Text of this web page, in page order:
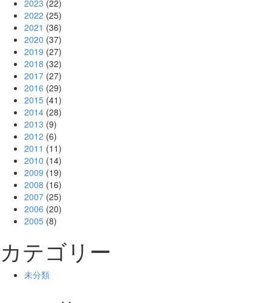
2023 (22)
2022 (25)
2021 (36)
2020 (37)
2019 (27)
2018 (32)
2017 (27)
2016 (29)
2015 (41)
2014 (28)
2013 (9)
2012 (6)
2011 (11)
2010 (14)
2009 (19)
2008 (16)
2007 (25)
2006 (20)
2005 (8)
カテゴリー
未分類